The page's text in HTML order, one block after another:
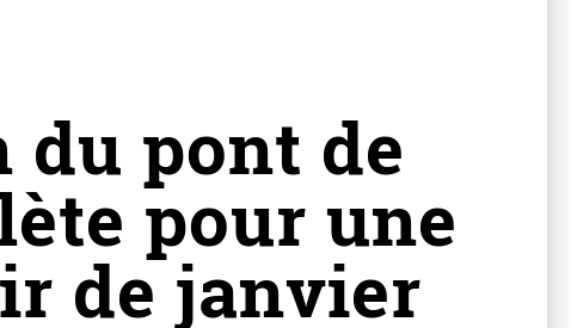
pont de
pour une
de janvier